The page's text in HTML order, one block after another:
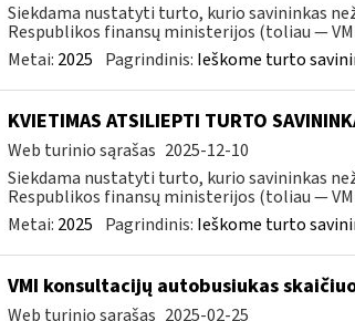
Siekdama nustatyti turto, kurio savininkas
Respublikos finansų ministerijos (toliau —
Metai: 2025 Pagrindinis: Ieškome turto
KVIETIMAS ATSILIEPTI TURTO
Web turinio sąrašas 2025-12-10
Siekdama nustatyti turto, kurio savininkas
Respublikos finansų ministerijos (toliau —
Metai: 2025 Pagrindinis: Ieškome turto
VMI konsultacijų autobusiukas
Web turinio sąrašas 2025-02-25